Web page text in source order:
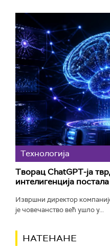
Технологијa
Творац ChatGPT-ја
интелигенција
Извршни директор
је човечанство већ ушло у...
НАТЕНАНЕ